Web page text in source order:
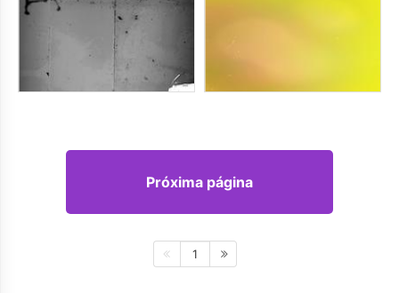
Próxima página
1